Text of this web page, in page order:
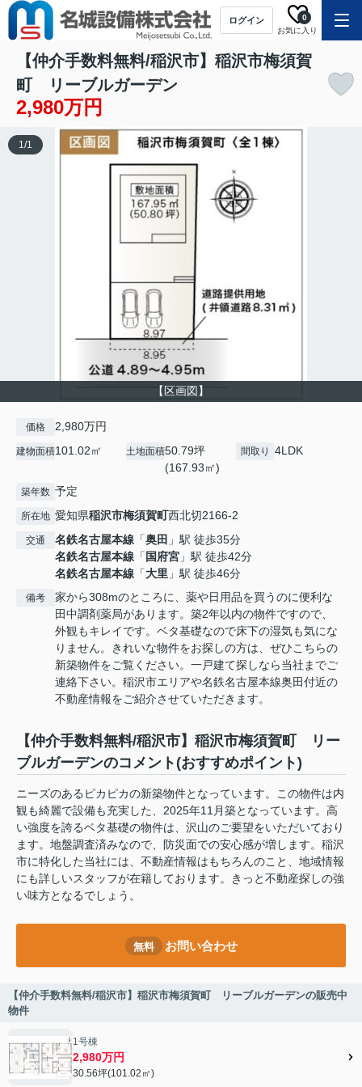
ログイン
お気に入り
0
【仲介手数料無料/稲沢市】稲沢市梅須賀
町 リーブルガーデン
2,980万円
【区画図】
1/1
価格 2,980万円
建物面積101.02㎡ 土地面積50.79坪
(167.93㎡)
間取り 4LDK
築年数 予定
所在地 愛知県稲沢市梅須賀町西北切2166-2
交通 名鉄名古屋本線 「奥田 」駅 徒歩35分
名鉄名古屋本線 「 国府宮 」駅 徒歩42分
名鉄名古屋本線 「大里 」駅 徒歩46分
備考
家から308mのところに、薬や日用品を買うのに便利な
田中調剤薬局があります。築2年以内の物件ですので、
外観もキレイです。ベタ基礎なので床下の湿気も気にな
りません。きれいな物件をお探しの方は、ぜひこちらの
新築物件をご覧ください。一戸建て探しなら当社までご
連絡下さい。稲沢市エリアや名鉄名古屋本線奥田付近の
不動産情報をご紹介させていただきます。
【仲介手数料無料/稲沢市】稲沢市梅須賀町 リー
ブルガーデンのコメント(おすすめポイント)
ニーズのあるピカピカの新築物件となっています。この物件は内
観も綺麗で設備も充実した、2025年11月築となっています。高
い強度を誇るベタ基礎の物件は、沢山のご要望をいただいており
ます。地盤調査済みなので、防災面での安心感が増します。稲沢
市に特化した当社には、不動産情報はもちろんのこと、地域情報
にも詳しいスタッフが在籍しております。きっと不動産探しの強
い味方となるでしょう。
無料 お問い合わせ
【仲介手数料無料/稲沢市】稲沢市梅須賀町 リーブルガーデンの販売中
物件
1号棟
2,980万円
30.56坪(101.02㎡)